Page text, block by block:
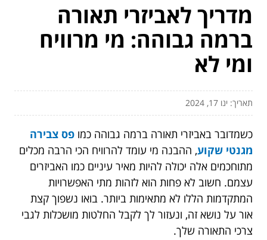
מדריך לאביזרי תאורה
ברמה גבוהה: מי מרוויח
ומי לא
תאריך: ינו 17, 2024
כשמדובר באביזרי תאורה ברמה גבוהה כמו פס צבירה
מגנטי שקוע, ההבנה מי עומד להרוויח הכי הרבה מכלים
מתוחכמים אלה יכולה להיות מאיר עיניים כמו האביזרים
עצמם. חשוב לא פחות הוא לזהות מתי האפשרויות
המתקדמות הללו לא מתאימות ביותר. בואו נשפוך קצת
אור על נושא זה, ונעזור לך לקבל החלטות מושכלות לגבי
צרכי התאורה שלך.